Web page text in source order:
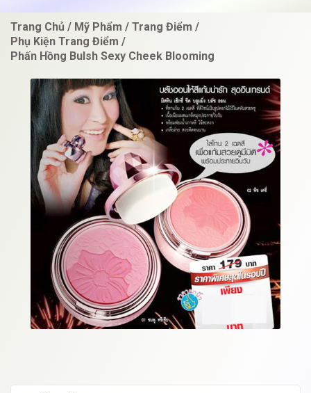
Trang Chủ Mỹ Phẩm
Trang Điểm
Phụ Kiện Trang Điểm
Phấn Hồng Bulsh Sexy Cheek Blooming